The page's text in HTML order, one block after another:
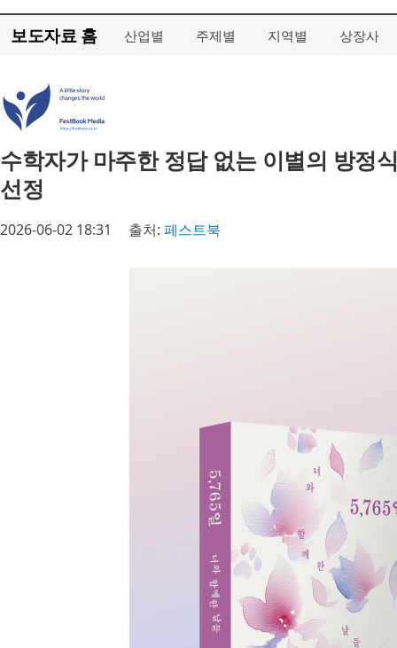
보도자료 홈 산업별 주제별 지역별 상장사
수학자가 마주한 정답 없는 이별의 방정
선정
2026-06-02 18:31 출처: 페스트북